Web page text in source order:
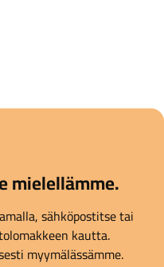
mielellämme.
sähköpostitse tai
kautta.
myymälässämme.